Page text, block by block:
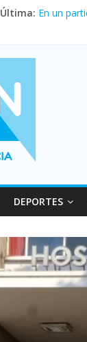
Última: En un
DEPORTES